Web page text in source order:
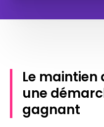
Le maintien
une
gagnant